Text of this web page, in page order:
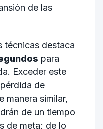
de las
técnicas destaca
para
Exceder este
de
manera similar,
de un tiempo
de meta; de lo